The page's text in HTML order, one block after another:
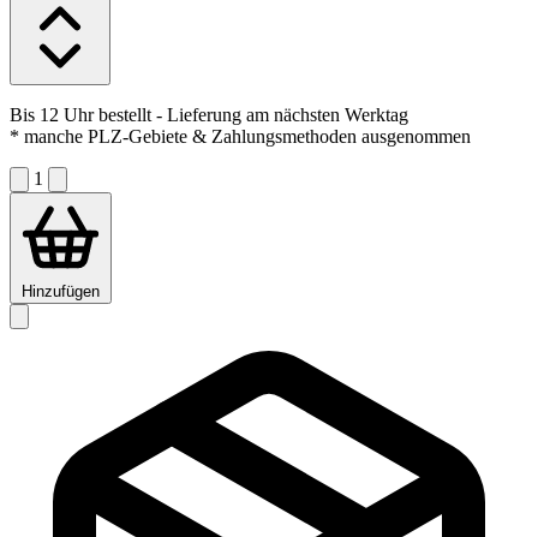
Bis 12 Uhr bestellt - Lieferung am nächsten Werktag
* manche PLZ-Gebiete & Zahlungsmethoden ausgenommen
1
Hinzufügen